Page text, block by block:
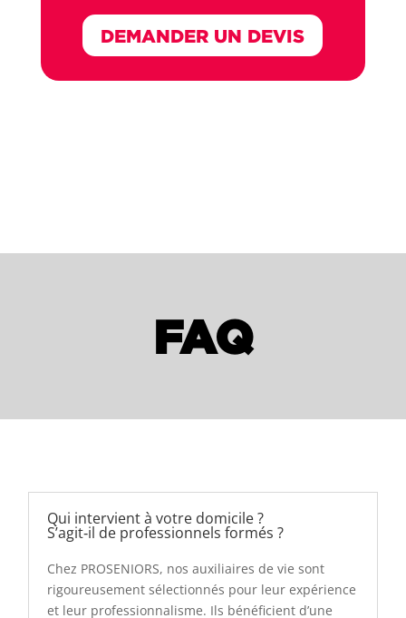
DEMANDER UN DEVIS
FAQ
Qui intervient à votre domicile ?
S’agit‑il de professionnels formés ?
Chez PROSENIORS, nos auxiliaires de vie sont
rigoureusement sélectionnés pour leur expérience
et leur professionnalisme. Ils bénéficient d’une